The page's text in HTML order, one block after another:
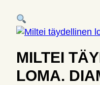
MILTEI
LOMA.